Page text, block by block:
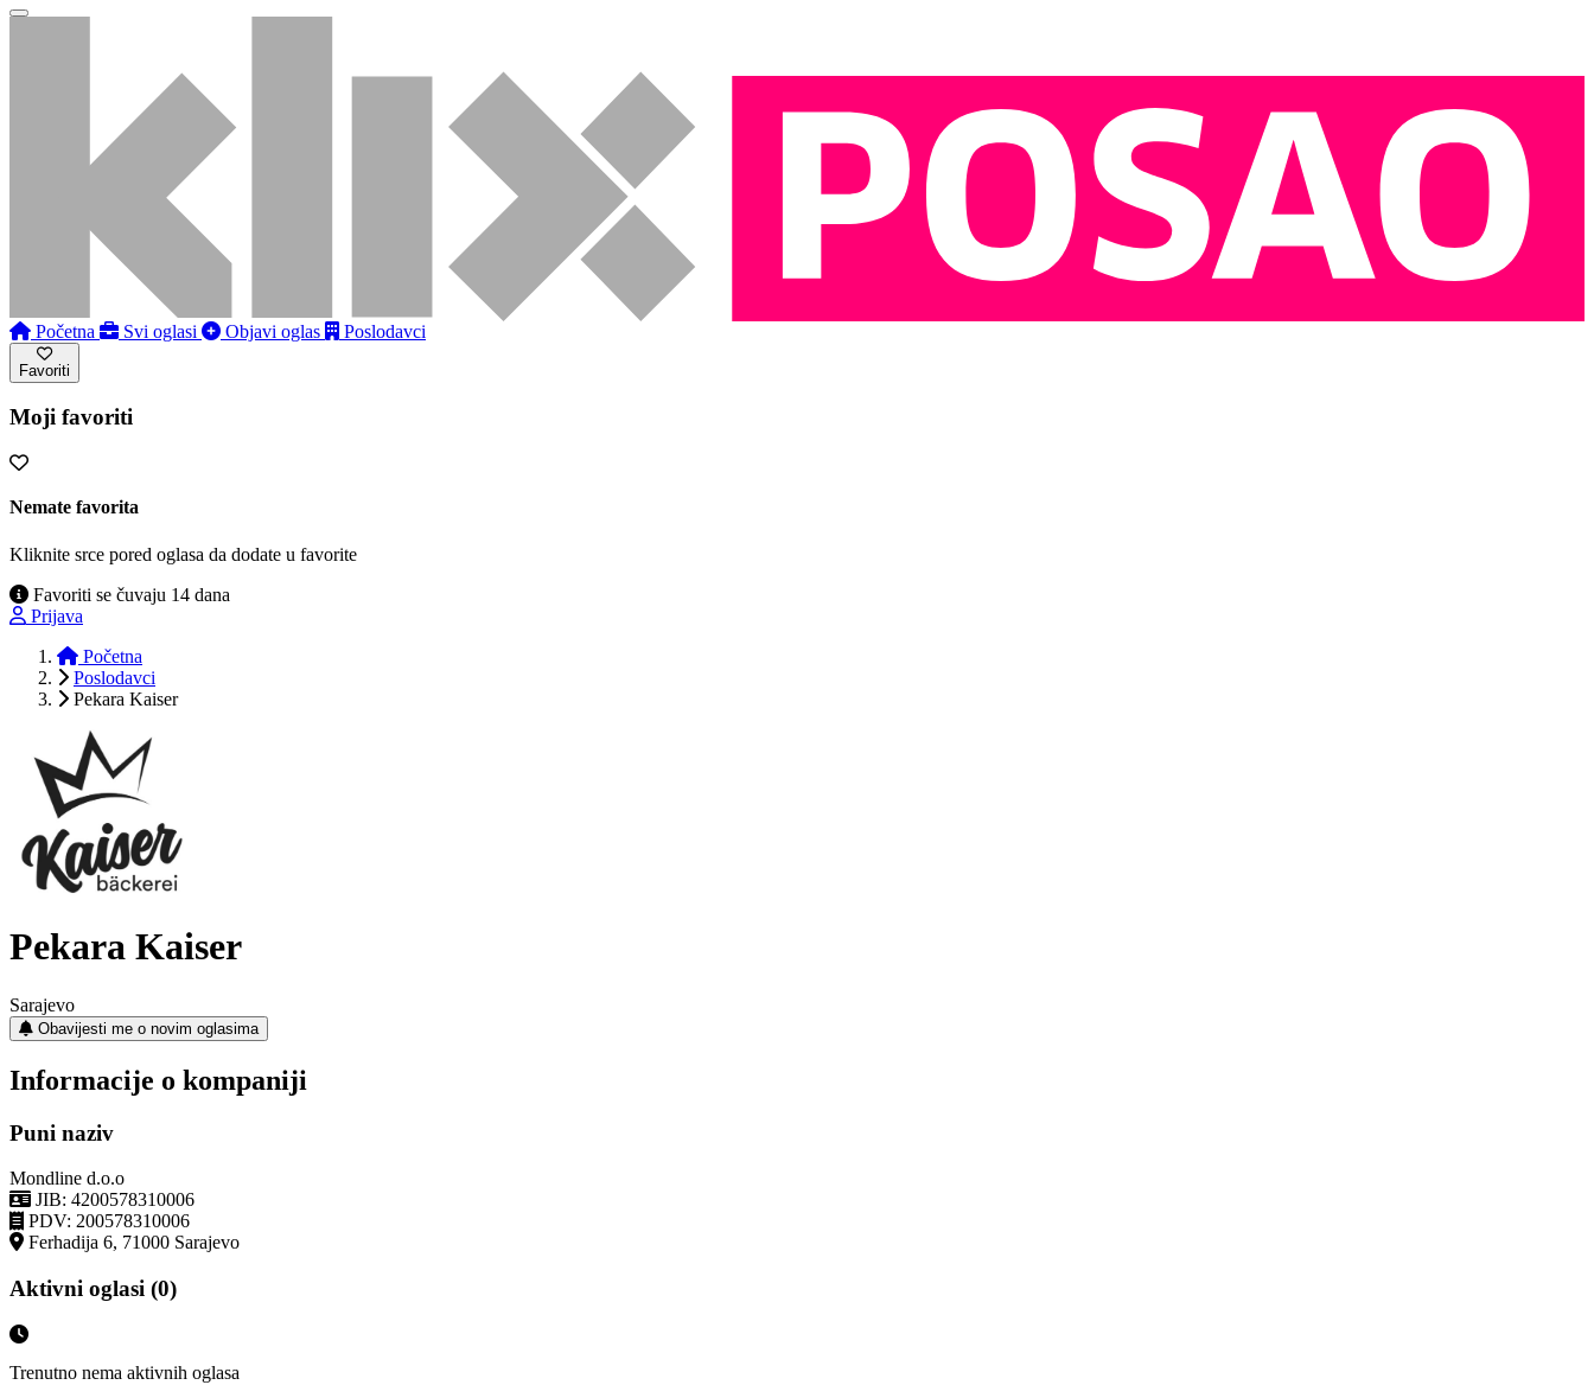
Početna Svi oglasi Objavi oglas Poslodavci
Favoriti
Moji favoriti
Nemate favorita
Kliknite srce pored oglasa da dodate u favorite
Favoriti se čuvaju 14 dana
Prijava
Početna
Poslodavci
Pekara Kaiser
Pekara Kaiser
Sarajevo
Obavijesti me o novim oglasima
Informacije o kompaniji
Puni naziv
Mondline d.o.o
JIB: 4200578310006
PDV: 200578310006
Ferhadija 6, 71000 Sarajevo
Aktivni oglasi (0)
Trenutno nema aktivnih oglasa